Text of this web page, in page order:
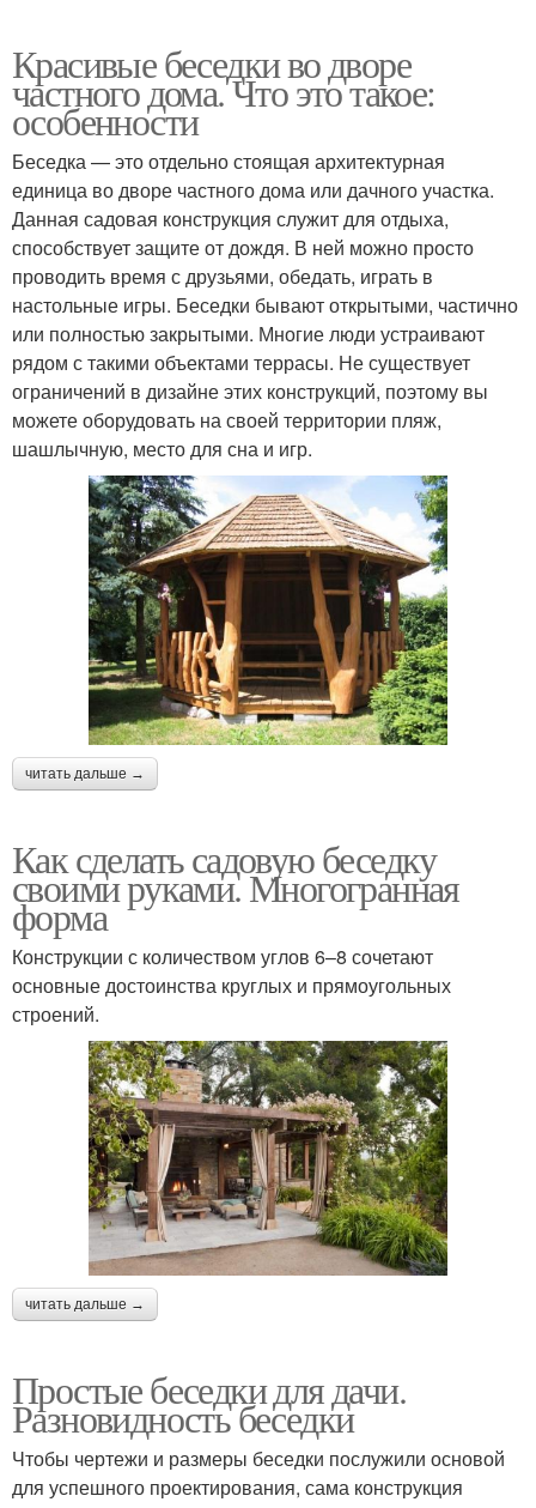
Красивые беседки во дворе
частного дома. Что это такое:
особенности
Беседка — это отдельно стоящая архитектурная
единица во дворе частного дома или дачного участка.
Данная садовая конструкция служит для отдыха,
способствует защите от дождя. В ней можно просто
проводить время с друзьями, обедать, играть в
настольные игры. Беседки бывают открытыми, частично
или полностью закрытыми. Многие люди устраивают
рядом с такими объектами террасы. Не существует
ограничений в дизайне этих конструкций, поэтому вы
можете оборудовать на своей территории пляж,
шашлычную, место для сна и игр.
читать дальше →
Как сделать садовую беседку
своими руками. Многогранная
форма
Конструкции с количеством углов 6–8 сочетают
основные достоинства круглых и прямоугольных
строений.
читать дальше →
Простые беседки для дачи.
Разновидность беседки
Чтобы чертежи и размеры беседки послужили основой
для успешного проектирования, сама конструкция